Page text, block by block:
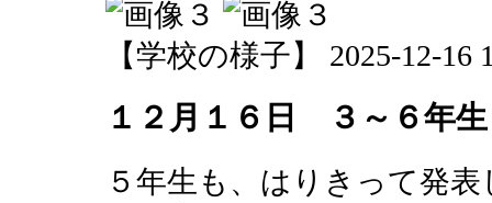
【学校の様子】 2025-12-16
１２月１６日 ３～６年
５年生も、はりきって発